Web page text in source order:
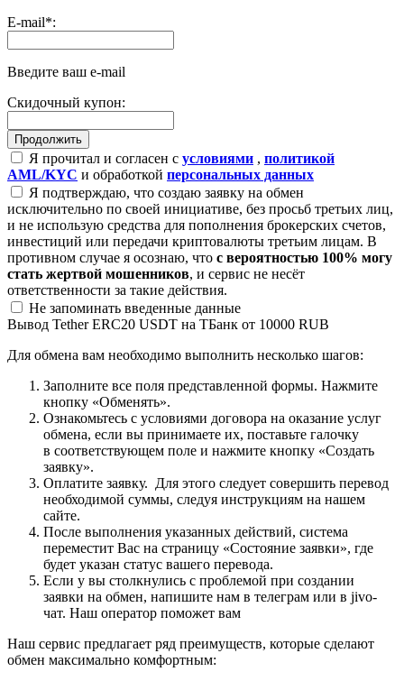
E-mail*:
Введите ваш e-mail
Скидочный купон:
Я прочитал и согласен с условиями , политикой
AML/KYC и обработкой персональных данных
Я подтверждаю, что создаю заявку на обмен
исключительно по своей инициативе, без просьб третьих лиц,
и не использую средства для пополнения брокерских счетов,
инвестиций или передачи криптовалюты третьим лицам. В
противном случае я осознаю, что с вероятностью 100% могу
стать жертвой мошенников, и сервис не несёт
ответственности за такие действия.
Не запоминать введенные данные
Вывод Tether ERC20 USDT на ТБанк от 10000 RUB
Для обмена вам необходимо выполнить несколько шагов:
Заполните все поля представленной формы. Нажмите
кнопку «Обменять».
Ознакомьтесь с условиями договора на оказание услуг
обмена, если вы принимаете их, поставьте галочку
в соответствующем поле и нажмите кнопку «Создать
заявку».
Оплатите заявку. Для этого следует совершить перевод
необходимой суммы, следуя инструкциям на нашем
сайте.
После выполнения указанных действий, система
переместит Вас на страницу «Состояние заявки», где
будет указан статус вашего перевода.
Если у вы столкнулись с проблемой при создании
заявки на обмен, напишите нам в телеграм или в jivo-
чат. Наш оператор поможет вам
Наш сервис предлагает ряд преимуществ, которые сделают
обмен максимально комфортным: